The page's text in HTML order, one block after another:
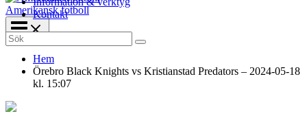
Amerikansk fotboll
Kontakt
Search
for:
Hem
Örebro Black Knights vs Kristianstad Predators – 2024-05-18
kl. 15:07